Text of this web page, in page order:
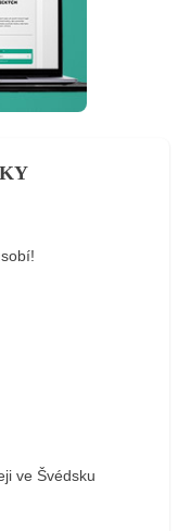
ve Švédsku